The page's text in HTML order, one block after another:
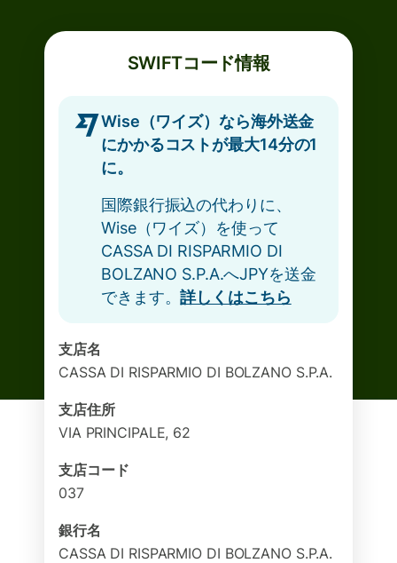
SWIFTコード情報
Wise（ワイズ）なら海外送金
にかかるコストが最大14分の1
に。
国際銀行振込の代わりに、
Wise（ワイズ）を使って
CASSA DI RISPARMIO DI
BOLZANO S.P.A.へJPYを送金
できます。詳しくはこちら
支店名
CASSA DI RISPARMIO DI BOLZANO S.P.A.
支店住所
VIA PRINCIPALE, 62
支店コード
037
銀行名
CASSA DI RISPARMIO DI BOLZANO S.P.A.